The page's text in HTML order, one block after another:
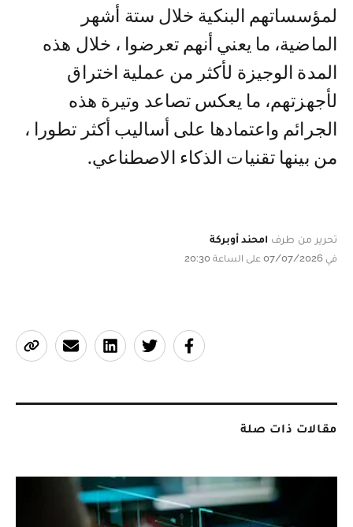
لمؤسساتهم البنكية خلال ستة أشهر
الماضية، ما يعني أنهم تعرضوا ، خلال هذه
المدة الوجيزة لأكثر من عملية اختراق
لأجهزتهم، ما يعكس تصاعد وتيرة هذه
الجرائم واعتمادها على أساليب أكثر تطورا ،
من بينها تقنيات الذكاء الاصطناعي.
تحرير من طرف امحند أوبركة
في 07/07/2026 على الساعة 20:30
مقالات ذات صلة